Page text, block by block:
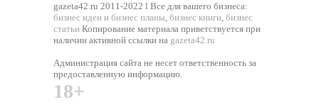
gazeta42.ru 2011-2022 l Все для вашего бизнеса:
бизнес идеи и бизнес планы,бизнес книги,бизнес
статьи Копирование материала приветствуется при
наличии активной ссылки на gazeta42.ru
Администрация сайта не несет ответственность за
предоставленную информацию.
18+